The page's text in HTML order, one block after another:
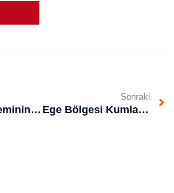
Kumlama İşleminin Sağladığı Faydalar
Sonraki
Ege Bölgesi Kumlama Boya ile Dayanıklılığı ve Estetiği Bir Araya Getirin